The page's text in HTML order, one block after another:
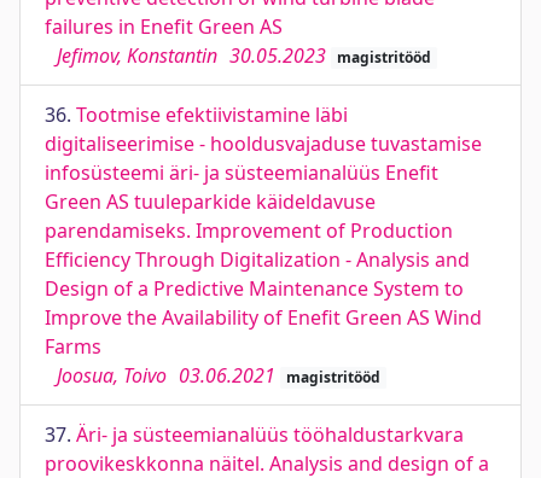
failures in Enefit Green AS
Jefimov, Konstantin 30.05.2023 magistritööd
36. Tootmise efektiivistamine läbi
digitaliseerimise - hooldusvajaduse tuvastamise
infosüsteemi äri- ja süsteemianalüüs Enefit
Green AS tuuleparkide käideldavuse
parendamiseks. Improvement of Production
Efficiency Through Digitalization - Analysis and
Design of a Predictive Maintenance System to
Improve the Availability of Enefit Green AS Wind
Farms
Joosua, Toivo 03.06.2021 magistritööd
37. Äri- ja süsteemianalüüs tööhaldustarkvara
proovikeskkonna näitel. Analysis and design of a